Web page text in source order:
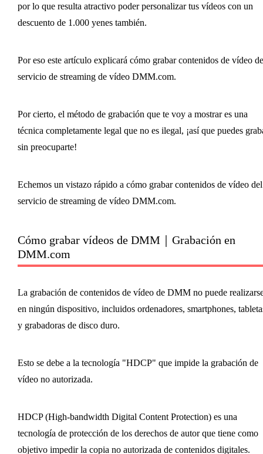
por lo que resulta atractivo poder personalizar tus vídeos con un
descuento de 1.000 yenes también.
Por eso este artículo explicará cómo grabar contenidos de vídeo
servicio de streaming de vídeo DMM.com.
Por cierto, el método de grabación que te voy a mostrar es una
técnica completamente legal que no es ilegal, ¡así que puedes
sin preocuparte!
Echemos un vistazo rápido a cómo grabar contenidos de vídeo del
servicio de streaming de vídeo DMM.com.
Cómo grabar vídeos de DMM｜Grabación en
DMM.com
La grabación de contenidos de vídeo de DMM no puede
en ningún dispositivo, incluidos ordenadores, smartphones,
y grabadoras de disco duro.
Esto se debe a la tecnología "HDCP" que impide la grabación de
vídeo no autorizada.
HDCP (High-bandwidth Digital Content Protection) es una
tecnología de protección de los derechos de autor que tiene como
objetivo impedir la copia no autorizada de contenidos digitales.